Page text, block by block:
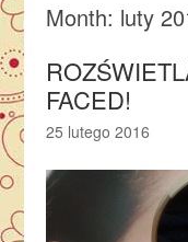
Month: luty
FACED!
25 lutego 2016